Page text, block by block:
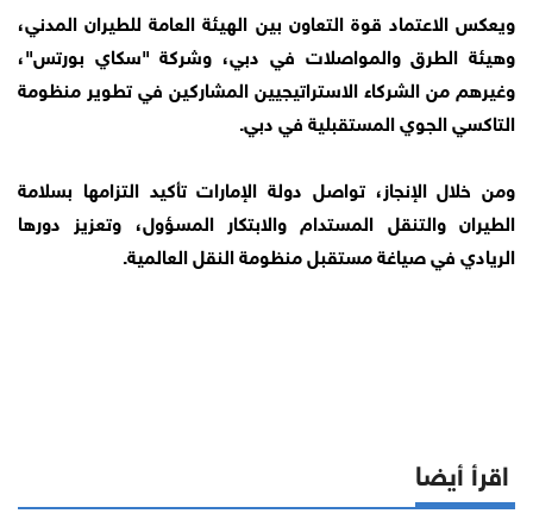
ويعكس الاعتماد قوة التعاون بين الهيئة العامة للطيران المدني،
وهيئة الطرق والمواصلات في دبي، وشركة "سكاي بورتس"،
وغيرهم من الشركاء الاستراتيجيين المشاركين في تطوير منظومة
التاكسي الجوي المستقبلية في دبي.
ومن خلال الإنجاز، تواصل دولة الإمارات تأكيد التزامها بسلامة
الطيران والتنقل المستدام والابتكار المسؤول، وتعزيز دورها
الريادي في صياغة مستقبل منظومة النقل العالمية.
اقرأ أيضا